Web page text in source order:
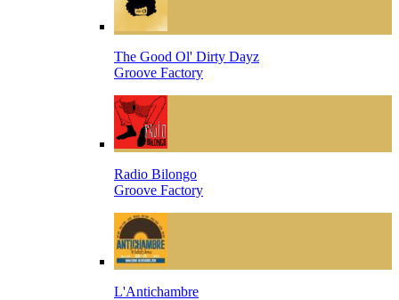
The Good Ol' Dirty Dayz
Groove Factory
Radio Bilongo
Groove Factory
L'Antichambre